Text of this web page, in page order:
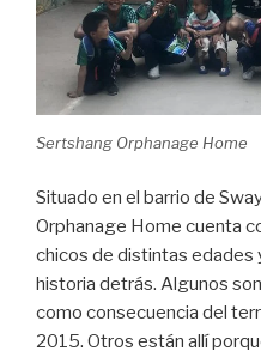
Sertshang Orphanage Home
Situado en el barrio de
Orphanage Home cuenta
chicos de distintas edades
historia detrás. Algunos
como consecuencia del
2015. Otros están allí